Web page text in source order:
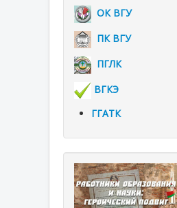
ОК ВГУ
ПК ВГУ
ПГЛК
ВГКЭ
ГГАТК